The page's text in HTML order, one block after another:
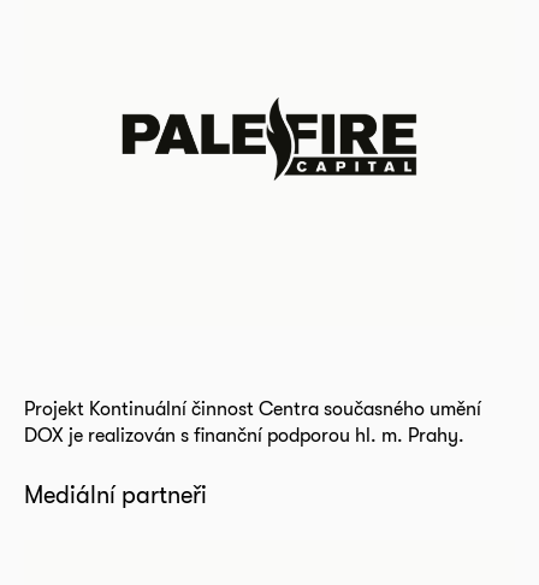
Projekt Kontinuální činnost Centra současného umění
DOX je realizován s finanční podporou hl. m. Prahy.
Mediální partneři